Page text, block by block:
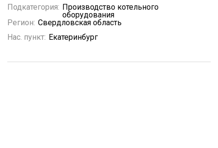
Подкатегория: Производство котельного
оборудования
Регион: Свердловская область
Нас. пункт: Екатеринбург